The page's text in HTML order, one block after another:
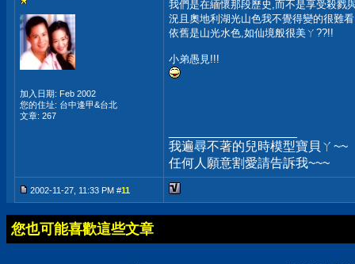
加入日期: Feb 2002
您的住址: 台中逢甲&台北
文章: 267
我們是在緬懷那段歷史,而不是享受殺戮
況且奧地利湖光山色我不覺得變的很難
依舊是山光水色,如仙境般很美ㄚ??!!
小弟愚見!!!
我遍尋不著的兒時模型寶貝ㄚ~~
任何人願意割愛請告訴我~~~
2002-11-27, 11:33 PM #11
您也可能喜歡這些文章